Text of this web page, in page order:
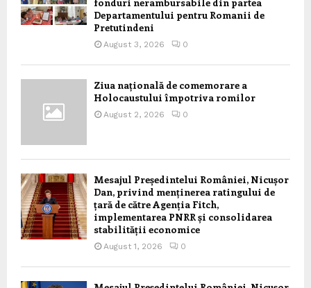
Departamentului pentru Romanii de
Pretutindeni
August 3, 2026 0
Ziua națională de comemorare a
Holocaustului împotriva romilor
August 2, 2026 0
Mesajul Președintelui României, Nicușor
Dan, privind menținerea ratingului de
țară de către Agenția Fitch,
implementarea PNRR și consolidarea
stabilității economice
August 1, 2026 0